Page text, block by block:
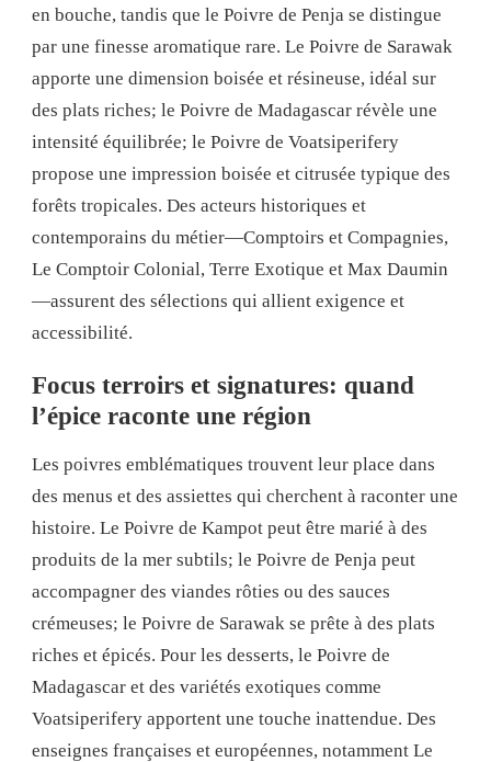
en bouche, tandis que le Poivre de Penja se distingue
par une finesse aromatique rare. Le Poivre de Sarawak
apporte une dimension boisée et résineuse, idéal sur
des plats riches; le Poivre de Madagascar révèle une
intensité équilibrée; le Poivre de Voatsiperifery
propose une impression boisée et citrusée typique des
forêts tropicales. Des acteurs historiques et
contemporains du métier—Comptoirs et Compagnies,
Le Comptoir Colonial, Terre Exotique et Max Daumin
—assurent des sélections qui allient exigence et
accessibilité.
Focus terroirs et signatures: quand
l’épice raconte une région
Les poivres emblématiques trouvent leur place dans
des menus et des assiettes qui cherchent à raconter une
histoire. Le Poivre de Kampot peut être marié à des
produits de la mer subtils; le Poivre de Penja peut
accompagner des viandes rôties ou des sauces
crémeuses; le Poivre de Sarawak se prête à des plats
riches et épicés. Pour les desserts, le Poivre de
Madagascar et des variétés exotiques comme
Voatsiperifery apportent une touche inattendue. Des
enseignes françaises et européennes, notamment Le